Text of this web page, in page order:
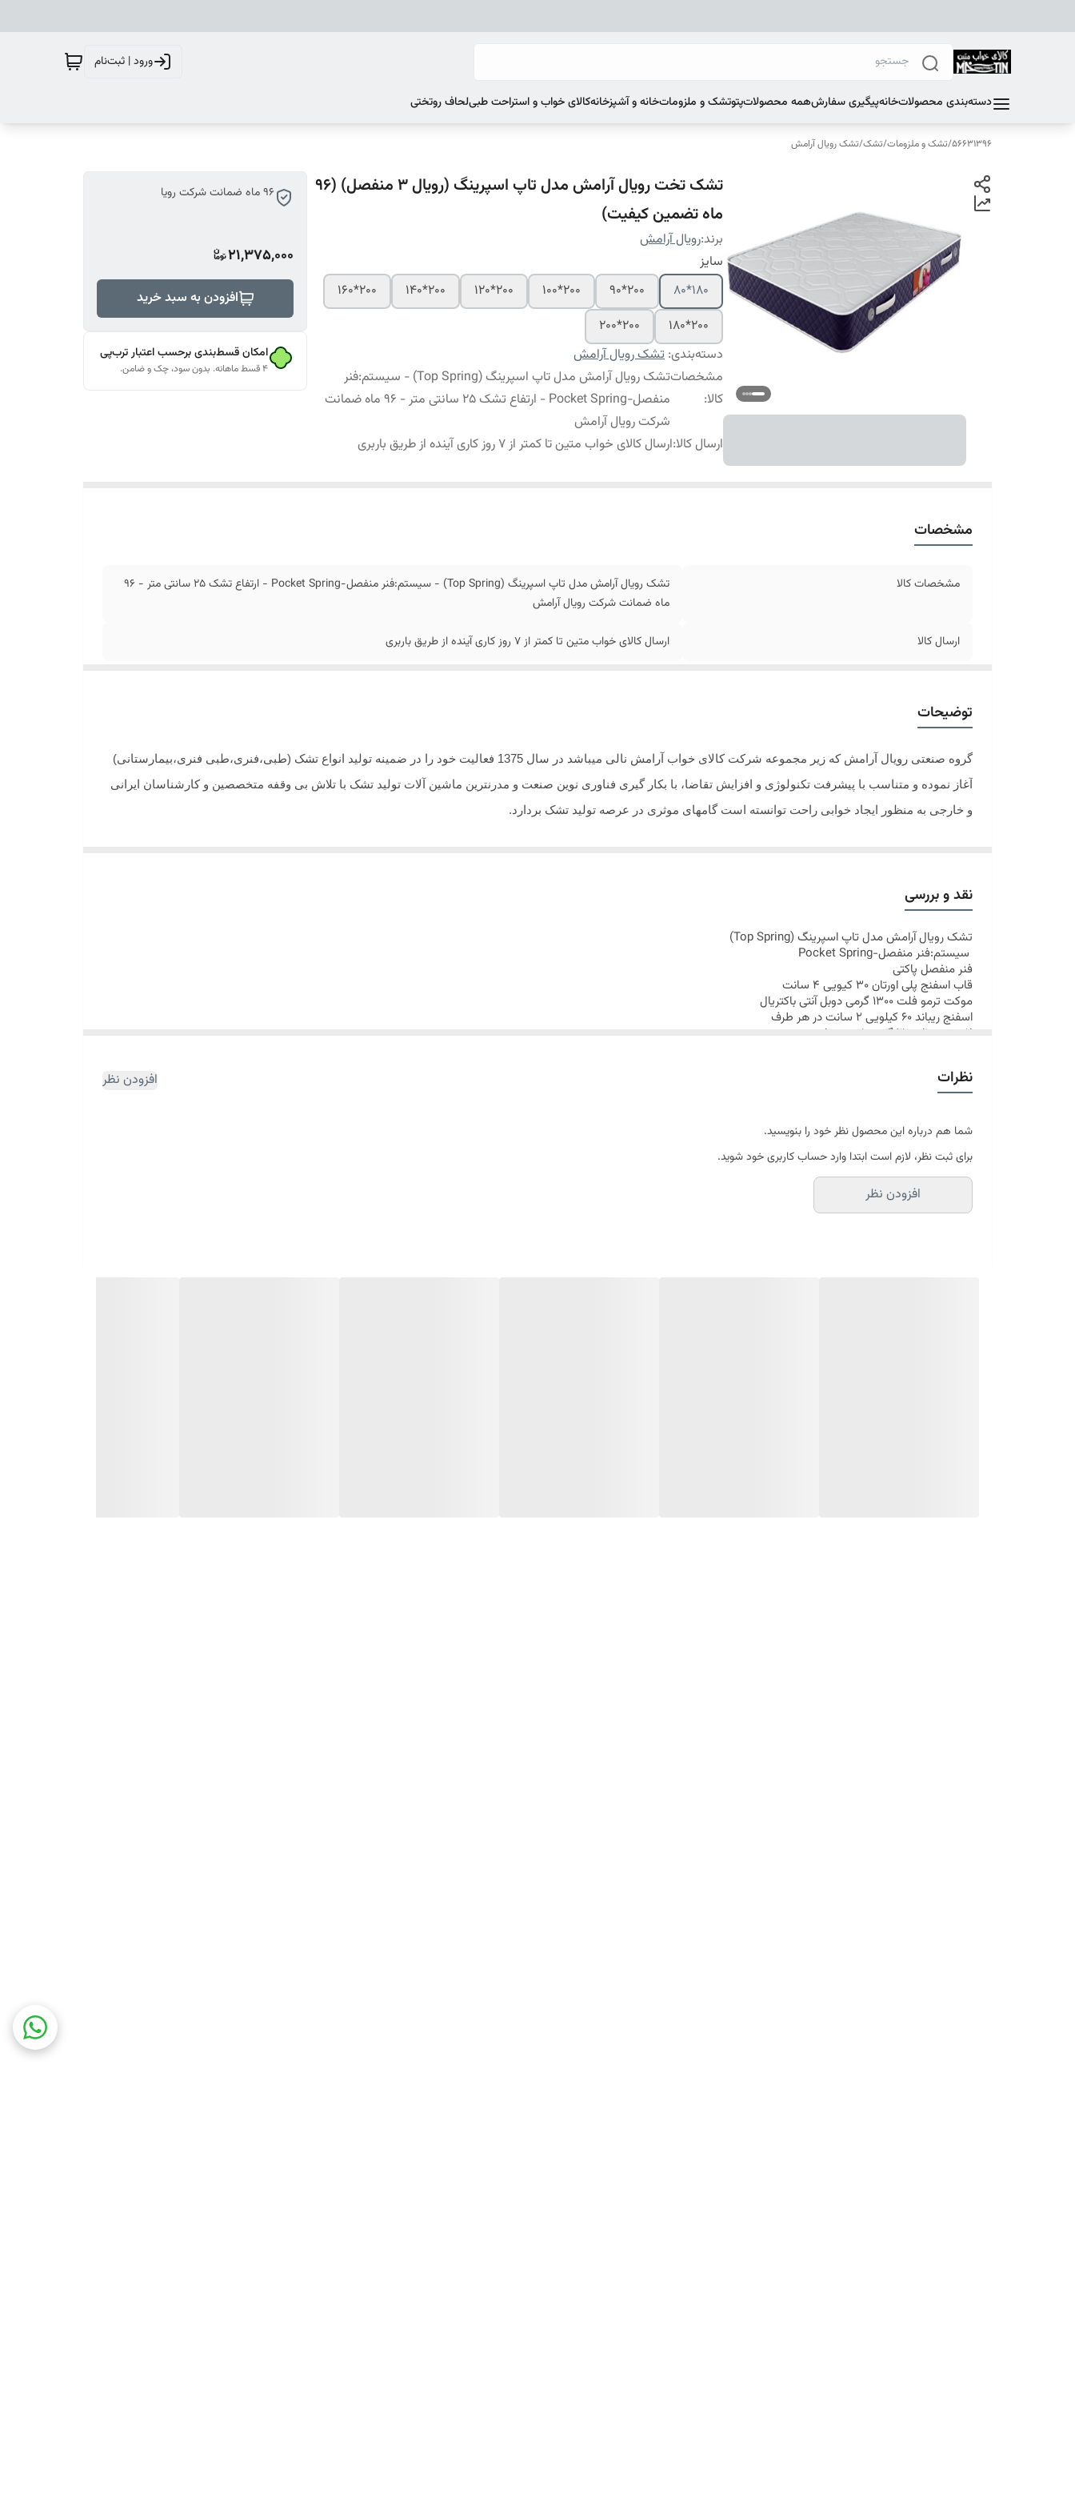
ورود | ثبت‌نام
دسته‌بندی محصولاتخانهپیگیری سفارشهمه محصولاتپتوتشک و ملزوماتخانه و آشپزخانهکالای خواب و استراحت طبیلحاف روتختی
56631396
/تشک و ملزومات/تشک/تشک رویال آرامش
تشک تخت رویال آرامش مدل تاپ اسپرینگ (رویال 3 منفصل) (96
ماه تضمین کیفیت)
برند:رویال آرامش
سایز
180*80
200*90
200*100
200*120
200*140
200*160
200*180
200*200
دسته‌بندی: تشک رویال آرامش
مشخصات
کالا:
تشک رویال آرامش مدل تاپ اسپرینگ (Top Spring) - سیستم:فنر
منفصل-Pocket Spring - ارتفاع تشک 25 سانتی متر - 96 ماه ضمانت
شرکت رویال آرامش
ارسال کالا:ارسال کالای خواب متین تا کمتر از 7 روز کاری آینده از طریق باربری
96 ماه ضمانت شرکت رویا
21,375,000
افزودن به سبد خرید
امکان قسط‌بندی برحسب اعتبار ترب‌پی
۴ قسط ماهانه. بدون سود، چک و ضامن.
مشخصات
مشخصات کالا
تشک رویال آرامش مدل تاپ اسپرینگ (Top Spring) - سیستم:فنر منفصل-Pocket Spring - ارتفاع تشک 25 سانتی متر - 96
ماه ضمانت شرکت رویال آرامش
ارسال کالا ارسال کالای خواب متین تا کمتر از 7 روز کاری آینده از طریق باربری
توضیحات
گروه صنعتی رویال آرامش که زیر مجموعه شرکت کالای خواب آرامش نالی میباشد در سال 1375 فعالیت خود را در ضمینه تولید انواع تشک (طبی،فنری،طبی فنری،بیمارستانی)
آغاز نموده و متناسب با پیشرفت تکنولوژی و افزایش تقاضا، با بکار گیری فناوری نوین صنعت و مدرنترین ماشین آلات تولید تشک با تلاش بی وقفه متخصصین و کارشناسان ایرانی
و خارجی به منظور ایجاد خوابی راحت توانسته است گامهای موثری در عرصه تولید تشک بردارد.
نقد و بررسی
تشکرویال آرامش مدل تاپ اسپرینگ(
Top Spring
)
سیستم:فنر منفصل-Pocket Spring
فنر منفصل پاکتی
قاب اسفنج پلی اورتان 30 کیویی 4 سانت
موکت ترمو فلت 1300 گرمی دوبل آنتی باکتریال
اسفنج ریباند 60 کیلویی 2 سانت در هر طرف
لایه ترمو باند 30 گرمی ضد حساسیت
پارچه پنبه ای ترک آنتی باکتریال با فناوری نانو
ساپورت اسفنج پلی اورتان 30 کیلویی 3 سانت
96 ماه ضمانت شرکت رویال آرامش
نظرات افزودن نظر
شما هم درباره این محصول نظر خود را بنویسید.
برای ثبت نظر، لازم است ابتدا وارد حساب کاربری خود شوید.
افزودن نظر